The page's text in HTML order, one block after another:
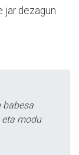
jar dezagun
babesa
modu